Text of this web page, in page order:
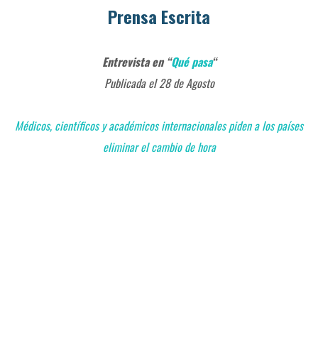
Prensa Escrita
Entrevista en “Qué pasa“
Publicada el 28 de Agosto
Médicos, científicos y académicos internacionales piden a los países
eliminar el cambio de hora